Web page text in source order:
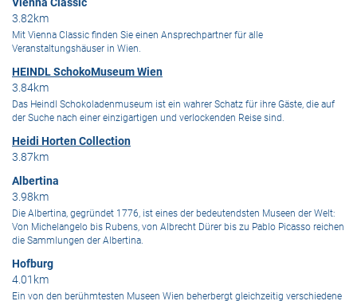
Vienna Classic
3.82km
Mit Vienna Classic finden Sie einen Ansprechpartner für alle
Veranstaltungshäuser in Wien.
HEINDL SchokoMuseum Wien
3.84km
Das Heindl Schokoladenmuseum ist ein wahrer Schatz für ihre Gäste, die auf
der Suche nach einer einzigartigen und verlockenden Reise sind.
Heidi Horten Collection
3.87km
Albertina
3.98km
Die Albertina, gegründet 1776, ist eines der bedeutendsten Museen der Welt:
Von Michelangelo bis Rubens, von Albrecht Dürer bis zu Pablo Picasso reichen
die Sammlungen der Albertina.
Hofburg
4.01km
Ein von den berühmtesten Museen Wien beherbergt gleichzeitig verschiedene